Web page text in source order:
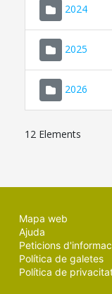
2024
2025
2026
12 Elements
Mapa web
Ajuda
Peticions
Política de galetes
Política de